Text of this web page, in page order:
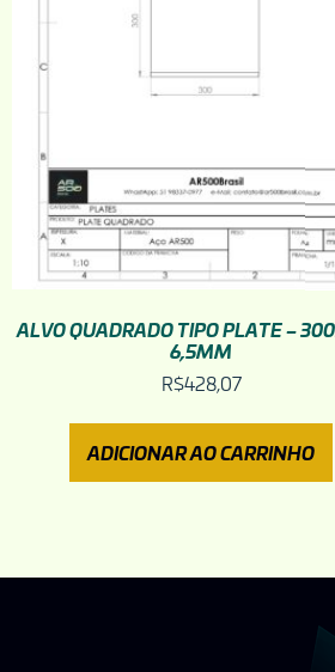
ALVO QUADRADO TIPO PLATE –
6,5MM
R$428,07
ADICIONAR AO CARRINHO